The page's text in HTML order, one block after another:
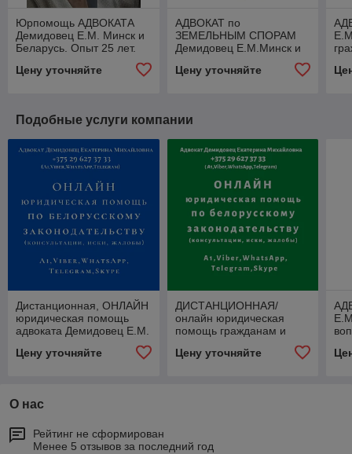
Юрпомощь АДВОКАТА
Демидовец Е.М. Минск и
Беларусь. Опыт 25 лет.
Цену уточняйте
АДВОКАТ по
ЗЕМЕЛЬНЫМ СПОРАМ
Демидовец Е.М.Минск и
лет
Цену уточняйте
Подобные услуги компании
Дистанционная, ОНЛАЙН
юридическая помощь
адвоката Демидовец Е.М.
лет.
Цену уточняйте
ДИСТАНЦИОННАЯ/
онлайн юридическая
помощь гражданам и
адвоката Демидовец
Цену уточняйте
по
О нас
Рейтинг не сформирован
Менее 5 отзывов за последний год